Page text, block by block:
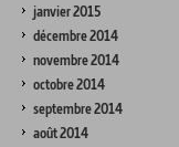
janvier 2015
décembre 2014
novembre 2014
octobre 2014
septembre 2014
août 2014